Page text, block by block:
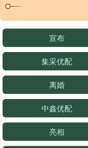
宣布
集采优配
离婚
中鑫优配
亮相